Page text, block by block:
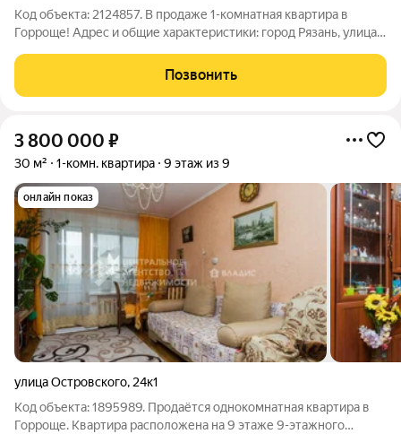
Код объекта: 2124857. В продаже 1-комнатная квартира в
Горроще! Адрес и общие характеристики: город Рязань, улица
Девятый этаж из девяти, крыша отремонтирована, дом после
капитального ремонта,
Позвонить
3 800 000 ₽
30 м² 1-комн. квартира 9 этаж из 9
онлайн показ
улица Островского, 24к1
Код объекта: 1895989. Продаётся однокомнатная квартира в
Горроще. Квартира расположена на 9 этаже 9-этажного